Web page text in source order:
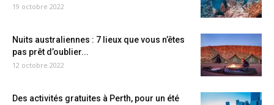
19 octobre 2022
Nuits australiennes : 7 lieux que vous n’êtes
pas prêt d’oublier...
12 octobre 2022
Des activités gratuites à Perth, pour un été